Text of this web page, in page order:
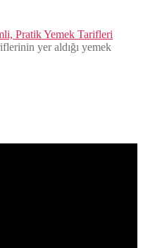
Pratik Yemek Tarifleri
yer aldığı yemek